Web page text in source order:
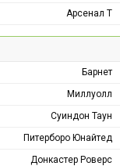
Арсенал Т
Барнет
Миллуолл
Суиндон Таун
Питерборо Юнайтед
Донкастер Роверс